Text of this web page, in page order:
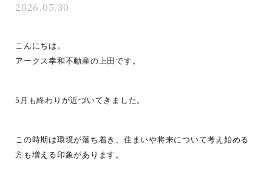
2026.05.30
こんにちは。
アークス幸和不動産の上田です。
5月も終わりが近づいてきました。
この時期は環境が落ち着き、住まいや将来について考え始める
方も増える印象があります。